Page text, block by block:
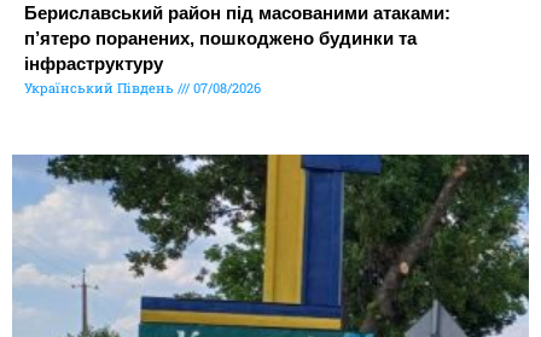
Бериславський район під масованими атаками:
п’ятеро поранених, пошкоджено будинки та
інфраструктуру
Український Південь 07/08/2026